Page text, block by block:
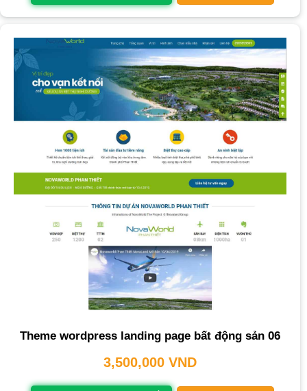
Theme wordpress landing page bất động sản 06
3,500,000 VND